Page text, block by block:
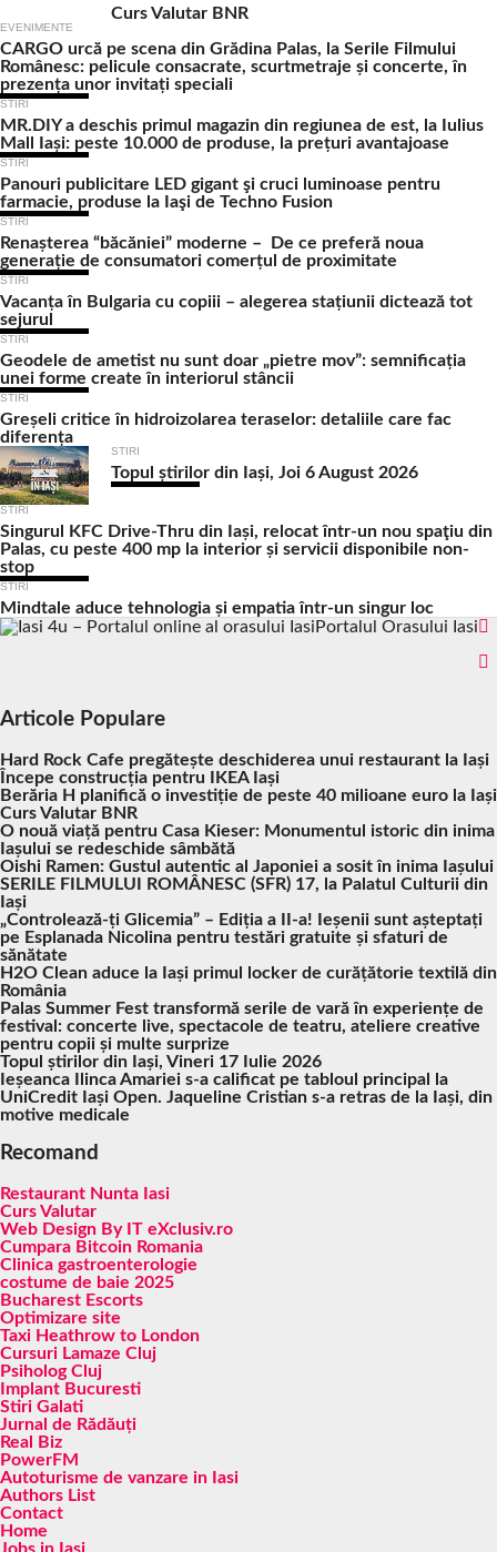
Curs Valutar BNR
EVENIMENTE
CARGO urcă pe scena din Grădina Palas, la Serile Filmului
Românesc: pelicule consacrate, scurtmetraje și concerte, în
prezența unor invitați speciali
STIRI
MR.DIY a deschis primul magazin din regiunea de est, la Iulius
Mall Iași: peste 10.000 de produse, la prețuri avantajoase
STIRI
Panouri publicitare LED gigant şi cruci luminoase pentru
farmacie, produse la Iaşi de Techno Fusion
STIRI
Renașterea “băcăniei” moderne – De ce preferă noua
generație de consumatori comerțul de proximitate
STIRI
Vacanța în Bulgaria cu copiii – alegerea stațiunii dictează tot
sejurul
STIRI
Geodele de ametist nu sunt doar „pietre mov”: semnificația
unei forme create în interiorul stâncii
STIRI
Greșeli critice în hidroizolarea teraselor: detaliile care fac
diferența
STIRI
Topul știrilor din Iași, Joi 6 August 2026
STIRI
Singurul KFC Drive-Thru din Iași, relocat într-un nou spaţiu din
Palas, cu peste 400 mp la interior și servicii disponibile non-
stop
STIRI
Mindtale aduce tehnologia și empatia într-un singur loc
Portalul Orasului Iasi
Articole Populare
Hard Rock Cafe pregătește deschiderea unui restaurant la Iași
Începe construcția pentru IKEA Iași
Berăria H planifică o investiție de peste 40 milioane euro la Iași
Curs Valutar BNR
O nouă viață pentru Casa Kieser: Monumentul istoric din inima
Iașului se redeschide sâmbătă
Oishi Ramen: Gustul autentic al Japoniei a sosit în inima Iașului
SERILE FILMULUI ROMÂNESC (SFR) 17, la Palatul Culturii din
Iași
„Controlează-ți Glicemia” – Ediția a II-a! Ieșenii sunt așteptați
pe Esplanada Nicolina pentru testări gratuite și sfaturi de
sănătate
H2O Clean aduce la Iași primul locker de curățătorie textilă din
România
Palas Summer Fest transformă serile de vară în experiențe de
festival: concerte live, spectacole de teatru, ateliere creative
pentru copii și multe surprize
Topul știrilor din Iași, Vineri 17 Iulie 2026
Ieșeanca Ilinca Amariei s-a calificat pe tabloul principal la
UniCredit Iași Open. Jaqueline Cristian s-a retras de la Iași, din
motive medicale
Recomand
Restaurant Nunta Iasi
Curs Valutar
Web Design By IT eXclusiv.ro
Cumpara Bitcoin Romania
Clinica gastroenterologie
costume de baie 2025
Bucharest Escorts
Optimizare site
Taxi Heathrow to London
Cursuri Lamaze Cluj
Psiholog Cluj
Implant Bucuresti
Stiri Galati
Jurnal de Rădăuți
Real Biz
PowerFM
Autoturisme de vanzare in Iasi
Authors List
Contact
Home